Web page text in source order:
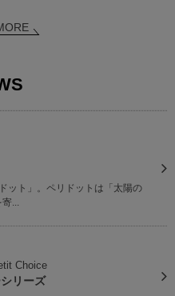
ット」。ペリドットは「太陽の
...
Choice
リーズ